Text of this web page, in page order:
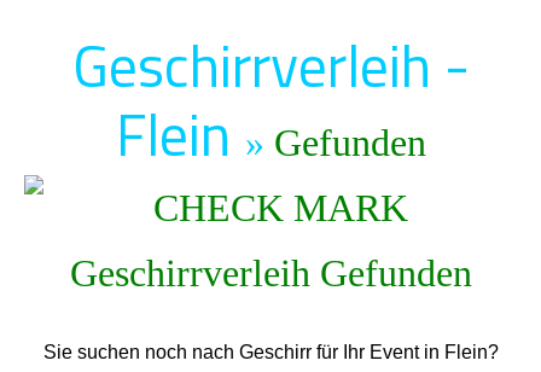
Geschirrverleih -
Flein » Gefunden
Sie suchen noch nach Geschirr für Ihr Event in Flein?